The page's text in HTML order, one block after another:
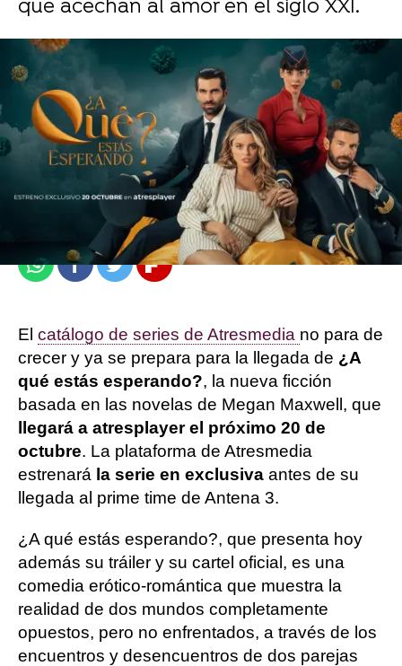
que acechan al amor en el siglo XXI.
atresplayer
26 de septiembre de 2024, 16:34
WhatsappFacebook
TwitterFlipboard
El catálogo de series de Atresmedia no para de
crecer y ya se prepara para la llegada de ¿A
qué estás esperando?, la nueva ficción
basada en las novelas de Megan Maxwell, que
llegará a atresplayer el próximo 20 de
octubre. La plataforma de Atresmedia
estrenará la serie en exclusiva antes de su
llegada al prime time de Antena 3.
¿A qué estás esperando?, que presenta hoy
además su tráiler y su cartel oficial, es una
comedia erótico-romántica que muestra la
realidad de dos mundos completamente
opuestos, pero no enfrentados, a través de los
encuentros y desencuentros de dos parejas